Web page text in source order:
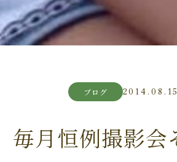
ブログ 2014.08.15
毎月恒例撮影会